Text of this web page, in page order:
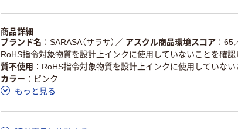
仕組
ある
いる
この商品の環境配慮ポイントです。詳しくはページ下部の商品詳
ア詳細／加点項目
」で確認できます。
商品詳細
ブランド名
SARASA（サラサ） ／ アスクル商品環境スコア 65
RoHS指令対象物質を設計上インクに使用していないことを確認
質不使用
RoHS指令対象物質を設計上インクに使用していない
カラー
ピンク
もっと見る